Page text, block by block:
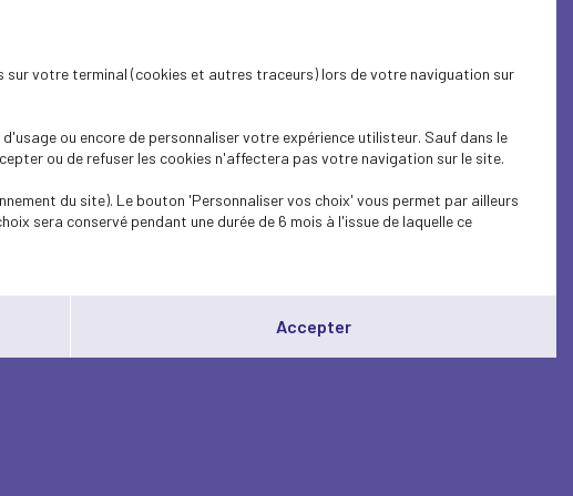
sur votre terminal (cookies et autres traceurs) lors de votre naviguation sur
ou encore de personnaliser votre expérience utilisteur. Sauf dans le
ou de refuser les cookies n'affectera pas votre navigation sur le site.
du site). Le bouton 'Personnaliser vos choix' vous permet par ailleurs
sera conservé pendant une durée de 6 mois à l'issue de laquelle ce
Accepter